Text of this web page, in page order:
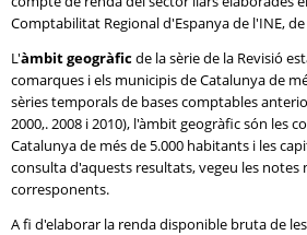
Comptabilitat Regional d'Espanya de l'INE,
L'àmbit geogràficde la sèrie de la Revisió
comarques i els municipis de Catalunya de
sèries temporals de bases comptables
2000,. 2008 i 2010), l'àmbit geogràfic són les
Catalunya de més de 5.000 habitants i les
consulta d'aquests resultats, vegeu les
corresponents.
A fi d'elaborar la renda disponible bruta de